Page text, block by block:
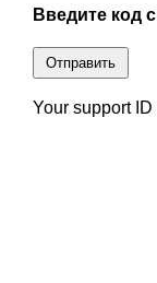
Введите код
Отправить
Your support